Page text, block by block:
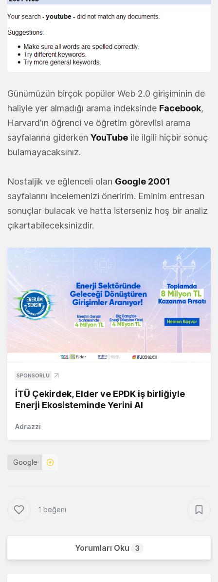
Günümüzün birçok popüler Web 2.0 girişiminin de
haliyle yer almadığı arama indeksinde Facebook,
Harvard'ın öğrenci ve öğretim görevlisi arama
sayfalarına giderken YouTube ile ilgili hiçbir sonuç
bulamayacaksınız.
Nostaljik ve eğlenceli olan Google 2001
sayfalarını incelemenizi öneririm. Eminim entresan
sonuçlar bulacak ve hatta isterseniz hoş bir analiz
çıkartabileceksinizdir.
SPONSORLU
İTÜ Çekirdek, Elder ve EPDK iş birliğiyle
Enerji Ekosisteminde Yerini Al
Adrazzi
Google
1 beğeni
Yorumları Oku 3